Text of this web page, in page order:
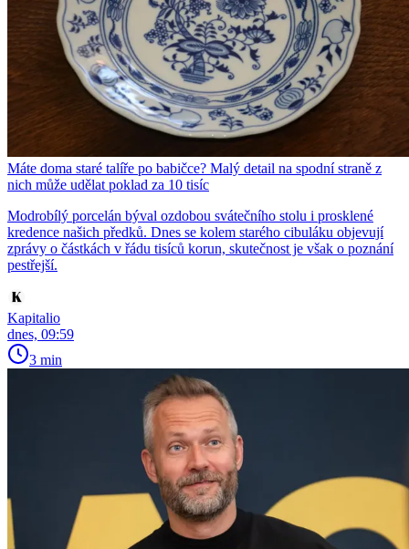
Máte doma staré talíře po babičce? Malý detail na spodní straně z
nich může udělat poklad za 10 tisíc
Modrobílý porcelán býval ozdobou svátečního stolu i prosklené
kredence našich předků. Dnes se kolem starého cibuláku objevují
zprávy o částkách v řádu tisíců korun, skutečnost je však o poznání
pestřejší.
Kapitalio
dnes, 09:59
3 min